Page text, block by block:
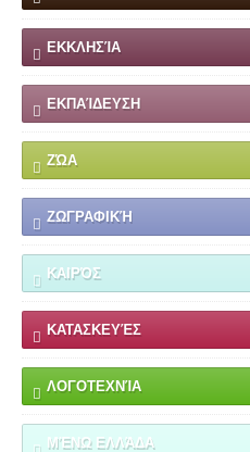
ΕΚΚΛΗΣΊΑ
ΕΚΠΑΊΔΕΥΣΗ
ΖΏΑ
ΖΩΓΡΑΦΙΚΉ
ΚΑΙΡΌΣ
ΚΑΤΑΣΚΕΥΈΣ
ΛΟΓΟΤΕΧΝΊΑ
ΜΈΝΩ ΕΛΛΆΔΑ